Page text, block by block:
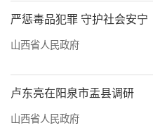
生态优先、绿色低碳
要激发广大青年的创
气候青年说辩论赛正
代之问’的生动实践
（张剑雯）
严惩毒品犯罪 守护社会安宁
山西省人民政府
卢东亮在阳泉市盂县调研
山西省人民政府